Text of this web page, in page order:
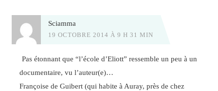
Sciamma
19 OCTOBRE 2014 À 9 H 31 MIN
Pas étonnant que “l’école d’Eliott” ressemble un peu à un
documentaire, vu l’auteur(e)…
Françoise de Guibert (qui habite à Auray, près de chez